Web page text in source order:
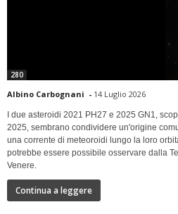
280
Albino Carbognani - 14 Luglio 2026
I due asteroidi 2021 PH27 e 2025 GN1,
2025, sembrano condividere un'origine
una corrente di meteoroidi lungo la loro
potrebbe essere possibile osservare dalla
Venere.
Continua a leggere